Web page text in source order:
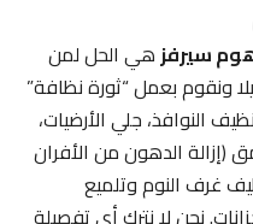
سيرفزهي الحل لمن
ونقوم بعمل “ثورة نظافة”
جلي الأرضيات،
الدهون من الأفران
غرف النوم وتلميع
نحن لا نترك أي تفصيلة